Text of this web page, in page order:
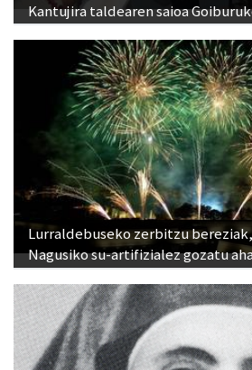
Kantujira taldearen saioa
Lurraldebuseko zerbitzu
Nagusiko su-artifizialez gozatu